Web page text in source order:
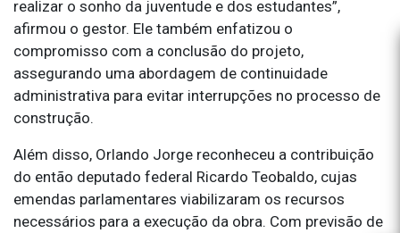
realizar o sonho da juventude e dos estudantes”,
afirmou o gestor. Ele também enfatizou o
compromisso com a conclusão do projeto,
assegurando uma abordagem de continuidade
administrativa para evitar interrupções no processo de
construção.
Além disso, Orlando Jorge reconheceu a contribuição
do então deputado federal Ricardo Teobaldo, cujas
emendas parlamentares viabilizaram os recursos
necessários para a execução da obra. Com previsão de